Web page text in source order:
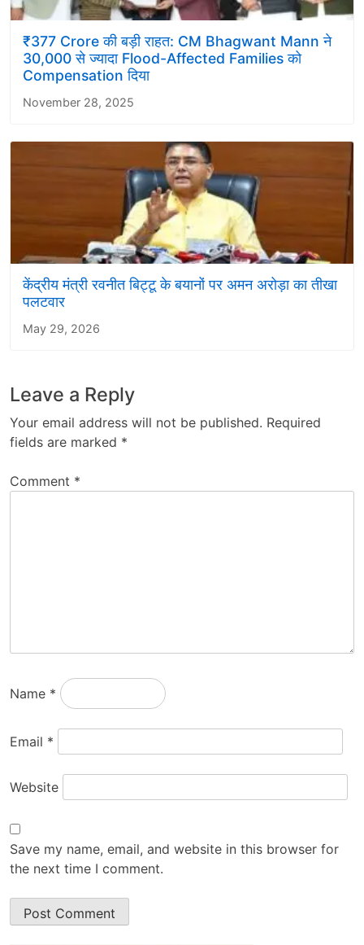
₹377 Crore की बड़ी राहत: CM Bhagwant Mann ने
30,000 से ज्यादा Flood-Affected Families को
Compensation दिया
November 28, 2025
केंद्रीय मंत्री रवनीत बिट्टू के बयानों पर अमन अरोड़ा का तीखा
पलटवार
May 29, 2026
Leave a Reply
Your email address will not be published. Required
fields are marked *
Comment *
Name *
Email *
Website
Save my name, email, and website in this browser for
the next time I comment.